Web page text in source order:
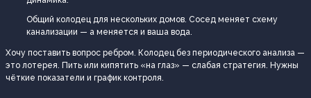
Общий колодец для нескольких домов. Сосед меняет схему
канализации — а меняется и ваша вода.
Хочу поставить вопрос ребром. Колодец без периодического анализа —
это лотерея. Пить или кипятить «на глаз» — слабая стратегия. Нужны
чёткие показатели и график контроля.